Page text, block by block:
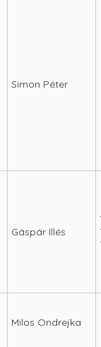
Simon Péter
Gáspár Illés
Milos Ondrejka